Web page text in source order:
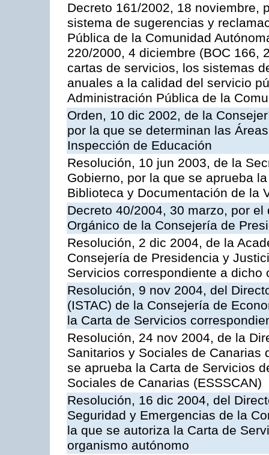
Decreto 161/2002, 18 noviembre,
sistema de sugerencias y
Pública de la Comunidad
220/2000, 4 diciembre (BOC 166,
cartas de servicios, los sistemas
anuales a la calidad del servicio
Administración Pública de la
Orden, 10 dic 2002, de la
por la que se determinan las
Inspección de Educación
Resolución, 10 jun 2003, de la
Gobierno, por la que se aprueba
Biblioteca y Documentación de la
Decreto 40/2004, 30 marzo, por
Orgánico de la Consejería de
Resolución, 2 dic 2004, de la
Consejería de Presidencia y
Servicios correspondiente a dicho
Resolución, 9 nov 2004, del
(ISTAC) de la Consejería de
la Carta de Servicios
Resolución, 24 nov 2004, de la
Sanitarios y Sociales de Canarias
se aprueba la Carta de Servicios
Sociales de Canarias (ESSSCAN)
Resolución, 16 dic 2004, del
Seguridad y Emergencias de la
la que se autoriza la Carta de
organismo autónomo